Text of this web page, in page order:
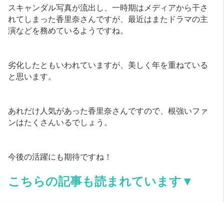
スキャンダル写真が流出し、一時期はメディアから干さ
れてしまった香里奈さんですが、最近はまたドラマの主
演などを務めているようですね。
劣化したともいわれていますが、美しく年を重ねている
と思います。
あれだけ人気があった香里奈さんですので、根強いファ
ンはたくさんいるでしょう。
今後の活躍にも期待ですね！
こちらの記事も読まれています▼